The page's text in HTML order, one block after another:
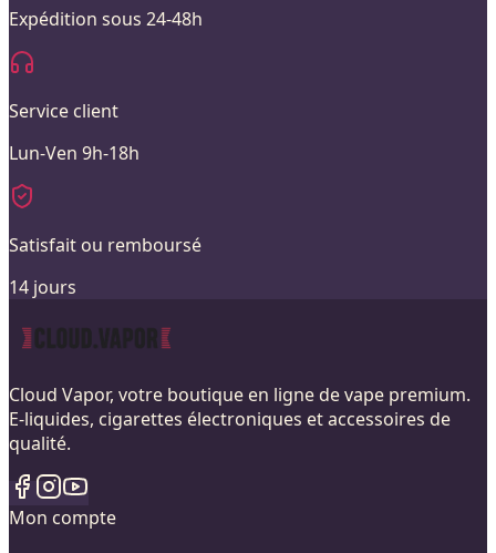
Expédition sous 24-48h
Service client
Lun-Ven 9h-18h
Satisfait ou remboursé
14 jours
Cloud Vapor, votre boutique en ligne de vape premium.
E-liquides, cigarettes électroniques et accessoires de
qualité.
Mon compte